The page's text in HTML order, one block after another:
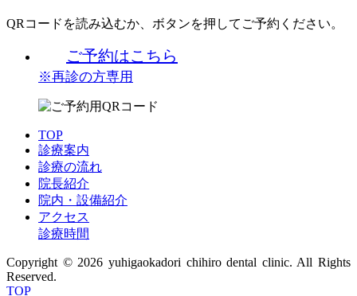
QRコードを読み込むか、ボタンを押してご予約ください。
ご予約はこちら
※再診の方専用
TOP
診療案内
診療の流れ
院長紹介
院内・設備紹介
アクセス
診療時間
Copyright © 2026 yuhigaokadori chihiro dental clinic. All Rights
Reserved.
TOP